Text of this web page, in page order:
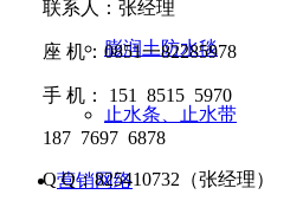
膨润土防水毯
止水条、止水带
营销网络
联系人：张经理
座 机： 0851一82285978
手 机： 151 8515 5970
187 7697 6878
Q Q：825410732 （张经理）